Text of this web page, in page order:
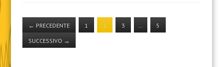
← PRECEDENTE 1 2 3 5
SUCCESSIVO →